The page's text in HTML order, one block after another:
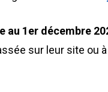
au 1er décembre
sur leur site